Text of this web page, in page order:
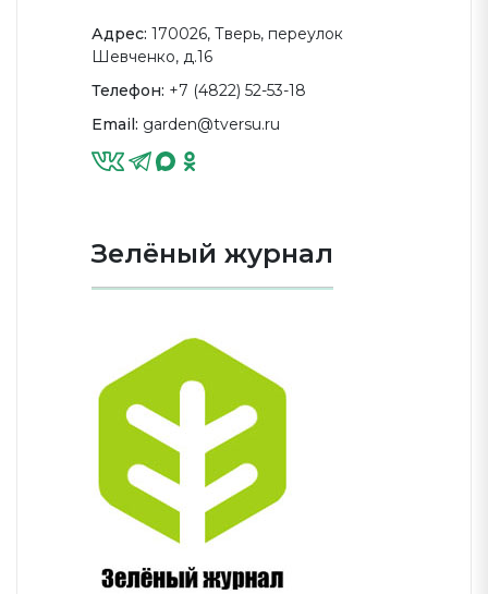
Адрес: 170026, Тверь, переулок
Шевченко, д.16
Телефон: +7 (4822) 52-53-18
Email: garden@tversu.ru
Зелёный журнал